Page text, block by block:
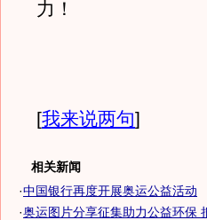
力！
[我来说两句]
相关新闻
·中国银行再度开展奥运公益活动
·奥运图片分享征集助力公益环保